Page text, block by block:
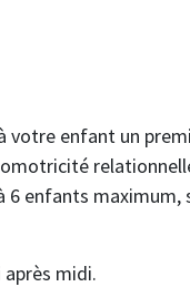
votre enfant un
6 enfants maximum,
après midi.